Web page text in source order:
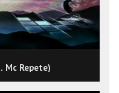
Mc Repete)